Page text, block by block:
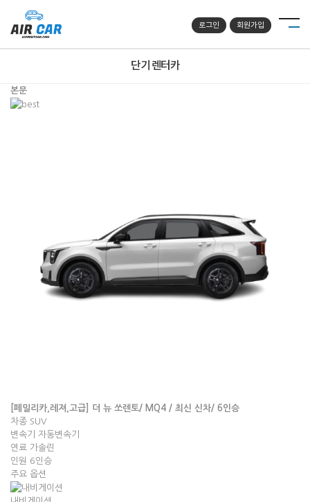
로그인 회원가입
단기 렌터카
본문
[페밀리카,레져,고급] 더 뉴 쏘렌토/ MQ4 / 최신 신차/ 6인승
차종 SUV
변속기
자동변속기
연료 가솔린
인원
6인승
주요 옵션